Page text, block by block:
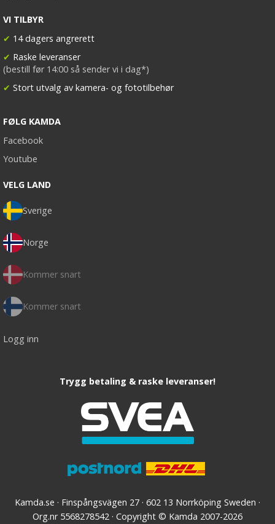
VI TILBYR
✔ 14 dagers angrerett
✔ Raske leveranser
(bestill før 14:00 så sender vi i dag*)
✔ Stort utvalg av kamera- og fototilbehør
FØLG KAMDA
Facebook
Youtube
VELG LAND
Sverige
Norge
Kommer snart
Kommer snart
Logg inn
Trygg betaling & raske leveranser!
Kamda.se · Finspångsvägen 27 · 602 13 Norrköping Sweden ·
Org.nr 5568278542 · Copyright © Kamda 2007-2026